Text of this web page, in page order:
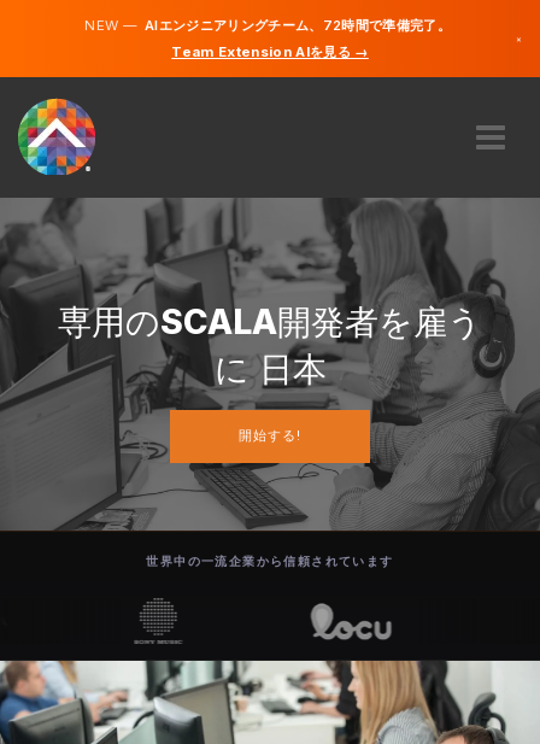
NEW —AIエンジニアリングチーム、72時間で準備完了。
Team Extension AIを見る →
×
私たちに関しては
どのように機能するのですか？
キャリア
開始する
専用のSCALA開発者を雇う
に 日本
開始する!
世界中の一流企業から信頼されています